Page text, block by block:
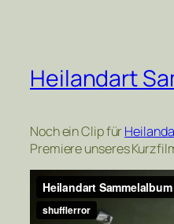
Heilandart
Noch ein Clip für
Premiere unseres